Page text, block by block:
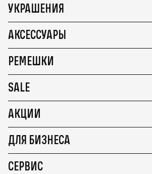
УКРАШЕНИЯ
АКСЕССУАРЫ
РЕМЕШКИ
SALE
АКЦИИ
ДЛЯ БИЗНЕСА
СЕРВИС